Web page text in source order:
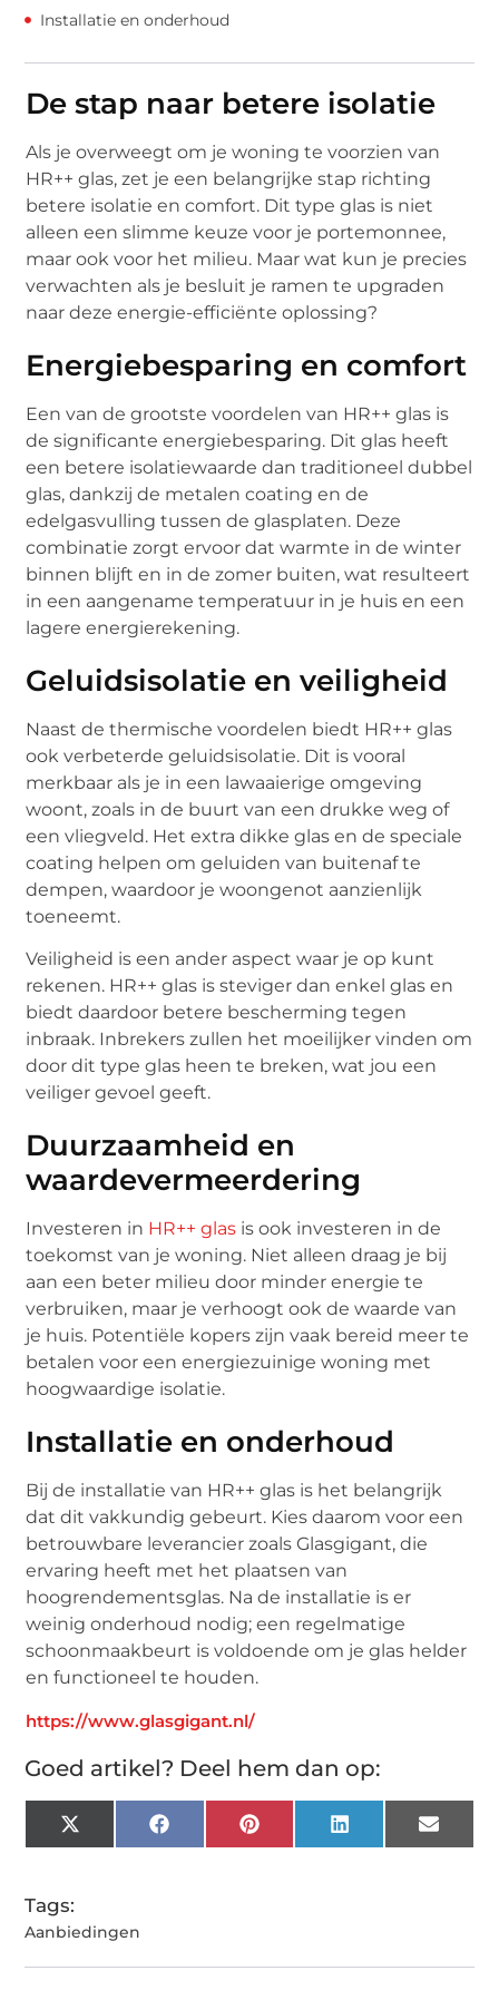
Installatie en onderhoud
De stap naar betere isolatie
Als je overweegt om je woning te voorzien van
HR++ glas, zet je een belangrijke stap richting
betere isolatie en comfort. Dit type glas is niet
alleen een slimme keuze voor je portemonnee,
maar ook voor het milieu. Maar wat kun je precies
verwachten als je besluit je ramen te upgraden
naar deze energie-efficiënte oplossing?
Energiebesparing en comfort
Een van de grootste voordelen van HR++ glas is
de significante energiebesparing. Dit glas heeft
een betere isolatiewaarde dan traditioneel dubbel
glas, dankzij de metalen coating en de
edelgasvulling tussen de glasplaten. Deze
combinatie zorgt ervoor dat warmte in de winter
binnen blijft en in de zomer buiten, wat resulteert
in een aangename temperatuur in je huis en een
lagere energierekening.
Geluidsisolatie en veiligheid
Naast de thermische voordelen biedt HR++ glas
ook verbeterde geluidsisolatie. Dit is vooral
merkbaar als je in een lawaaierige omgeving
woont, zoals in de buurt van een drukke weg of
een vliegveld. Het extra dikke glas en de speciale
coating helpen om geluiden van buitenaf te
dempen, waardoor je woongenot aanzienlijk
toeneemt.
Veiligheid is een ander aspect waar je op kunt
rekenen. HR++ glas is steviger dan enkel glas en
biedt daardoor betere bescherming tegen
inbraak. Inbrekers zullen het moeilijker vinden om
door dit type glas heen te breken, wat jou een
veiliger gevoel geeft.
Duurzaamheid en
waardevermeerdering
Investeren in HR++ glas is ook investeren in de
toekomst van je woning. Niet alleen draag je bij
aan een beter milieu door minder energie te
verbruiken, maar je verhoogt ook de waarde van
je huis. Potentiële kopers zijn vaak bereid meer te
betalen voor een energiezuinige woning met
hoogwaardige isolatie.
Installatie en onderhoud
Bij de installatie van HR++ glas is het belangrijk
dat dit vakkundig gebeurt. Kies daarom voor een
betrouwbare leverancier zoals Glasgigant, die
ervaring heeft met het plaatsen van
hoogrendementsglas. Na de installatie is er
weinig onderhoud nodig; een regelmatige
schoonmaakbeurt is voldoende om je glas helder
en functioneel te houden.
https://www.glasgigant.nl/
Goed artikel? Deel hem dan op:
X
(Twitter)
FacebookPinterest LinkedIn Email
Tags:
Aanbiedingen